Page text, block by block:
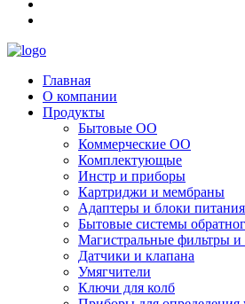
Главная
О компании
Продукты
Бытовые ОО
Коммерческие ОО
Комплектующые
Инстр и приборы
Картриджи и мембраны
Адаптеры и блоки питания
Бытовые системы
Магистральные фильтры и
Датчики и клапана
Умягчители
Ключи для колб